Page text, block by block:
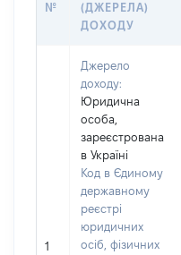
№
(ДЖЕРЕЛА)
ДОХОДУ
1
Джерело
доходу:
Юридична
особа,
зареєстрована
в Україні
Код в Єдиному
державному
реєстрі
юридичних
осіб, фізичних